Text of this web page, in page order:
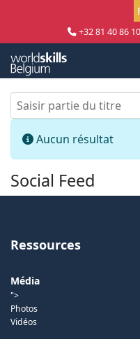
+32 81 40 86 10
Saisir partie du titre
Info
Aucun résultat
Social Feed
Ressources
Média
">
Photos
Vidéos